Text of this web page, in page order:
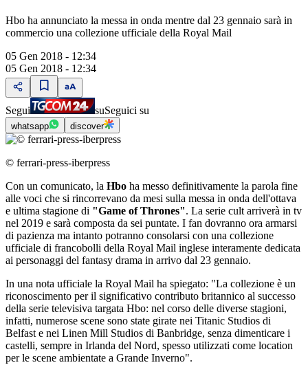
Hbo ha annunciato la messa in onda mentre dal 23 gennaio sarà in
commercio una collezione ufficiale della Royal Mail
05 Gen 2018 - 12:34
05 Gen 2018 - 12:34
Segui suSeguici su
whatsapp discover
© ferrari-press-iberpress
Con un comunicato, la Hbo ha messo definitivamente la parola fine
alle voci che si rincorrevano da mesi sulla messa in onda dell'ottava
e ultima stagione di "Game of Thrones". La serie cult arriverà in tv
nel 2019 e sarà composta da sei puntate. I fan dovranno ora armarsi
di pazienza ma intanto potranno consolarsi con una collezione
ufficiale di francobolli della Royal Mail inglese interamente dedicata
ai personaggi del fantasy drama in arrivo dal 23 gennaio.
In una nota ufficiale la Royal Mail ha spiegato: "La collezione è un
riconoscimento per il significativo contributo britannico al successo
della serie televisiva targata Hbo: nel corso delle diverse stagioni,
infatti, numerose scene sono state girate nei Titanic Studios di
Belfast e nei Linen Mill Studios di Banbridge, senza dimenticare i
castelli, sempre in Irlanda del Nord, spesso utilizzati come location
per le scene ambientate a Grande Inverno".